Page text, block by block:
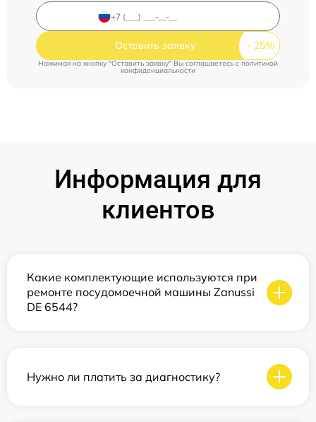
Оставить заявку
Нажимая на кнопку "Оставить заявку" Вы соглашаетесь cполитикой
конфиденциальности
Информация для
клиентов
Какие комплектующие используются при
ремонте посудомоечной машины Zanussi
DE 6544?
Нужно ли платить за диагностику?